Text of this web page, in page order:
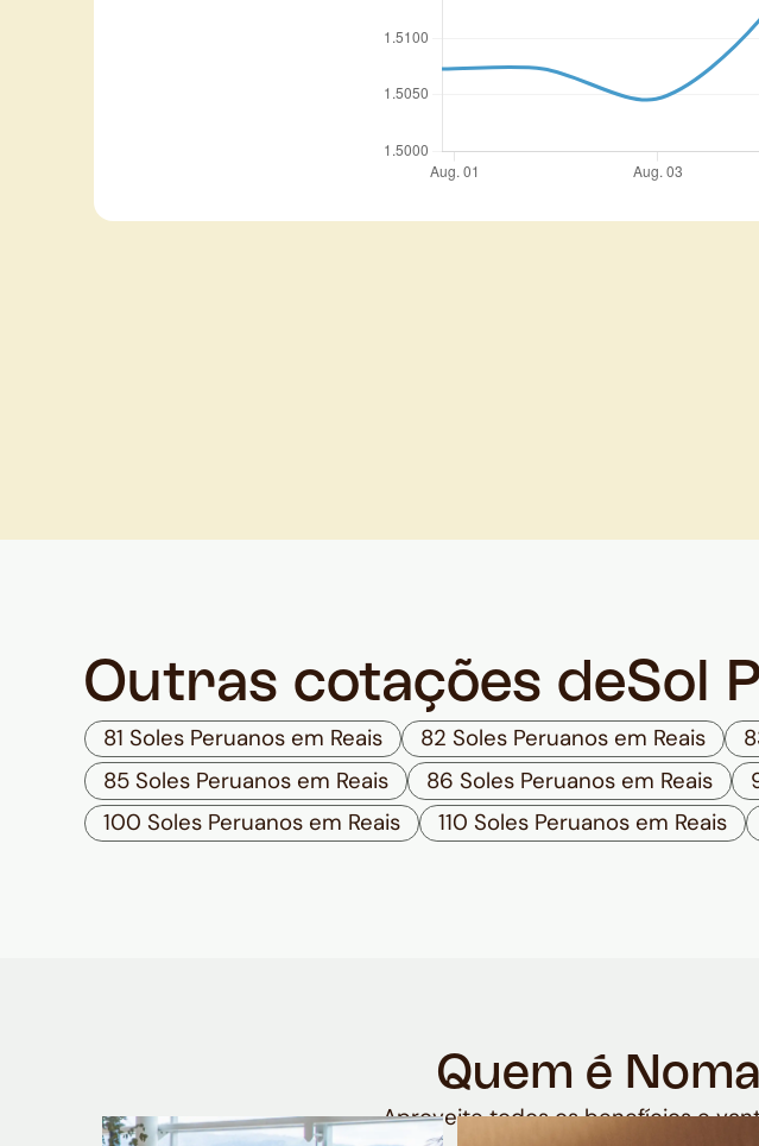
Outras cotações deSol
81 Soles Peruanos em Reais 82 Soles Peruanos em Reais
85 Soles Peruanos em Reais
86 Soles Peruanos em Reais
100 Soles Peruanos em Reais
110 Soles Peruanos em Reais
Quem é
Aproveite todos os benefícios e